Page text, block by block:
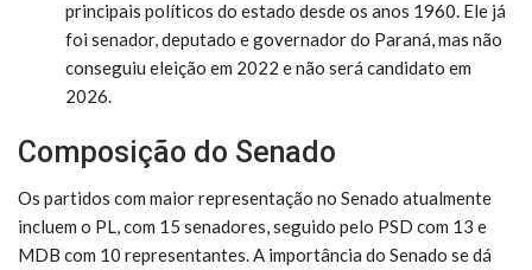
principais políticos do estado desde os anos 1960. Ele já
foi senador, deputado e governador do Paraná, mas não
conseguiu eleição em 2022 e não será candidato em
2026.
Composição do Senado
Os partidos com maior representação no Senado atualmente
incluem o PL, com 15 senadores, seguido pelo PSD com 13 e
MDB com 10 representantes. A importância do Senado se dá